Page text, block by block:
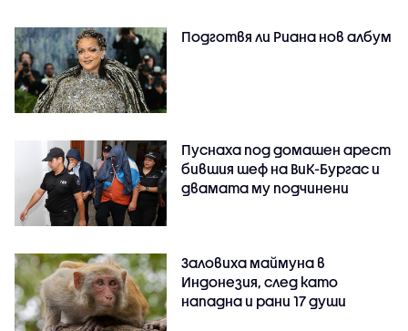
Подготвя ли Риана нов албум
Пуснаха под домашен арест
бившия шеф на ВиК-Бургас и
двамата му подчинени
Заловиха маймуна в
Индонезия, след като
нападна и рани 17 души